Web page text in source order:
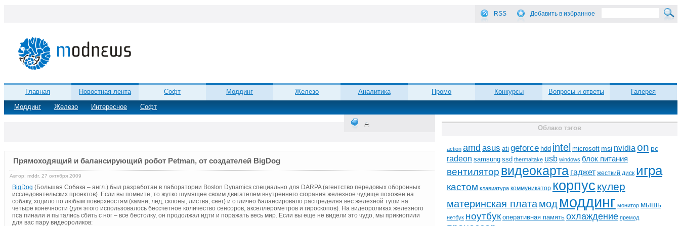
RSS Добавить в избранное
Главная
Новостная лента
Моддинг
Железо Интересное Софт
Софт Моддинг Железо Аналитика Промо Конкурсы Вопросы и ответы Галерея
Прямоходящий и балансирующий робот Petman, от создателей BigDog
Автор: mddr, 27 октября 2009
BigDog (Большая Собака – англ.) был разработан в лаборатории Boston Dynamics специально для DARPA (агентство передовых оборонных
исследовательских проектов). Если вы помните, то жутко шумящее своим двигателем внутреннего сгорания железное чудище похожее на
собаку, ходило по любым поверхностям (камни, лед, склоны, листва, снег) и отлично балансировало распределяя вес железной туши на
четыре конечности (для этого использовалось бессчетное количество сенсоров, акселлерометров и гироскопов). На видеороликах железного
пса пинали и пытались сбить с ног – все бестолку, он продолжал идти и поражать весь мир. Если вы еще не видели это чудо, мы прикнопили
для вас пару видеороликов:
Облако тэгов
action amd asus ati geforce hdd intel microsoft msi nvidia on pc
radeon samsung ssd thermaltake usb windows блок питания
вентилятор видеокарта гаджет жесткий диск игра
кастом клавиатура коммуникатор корпус кулер
материнская платамод моддинг монитор мышь
нетбук ноутбук оперативная память охлаждение премод